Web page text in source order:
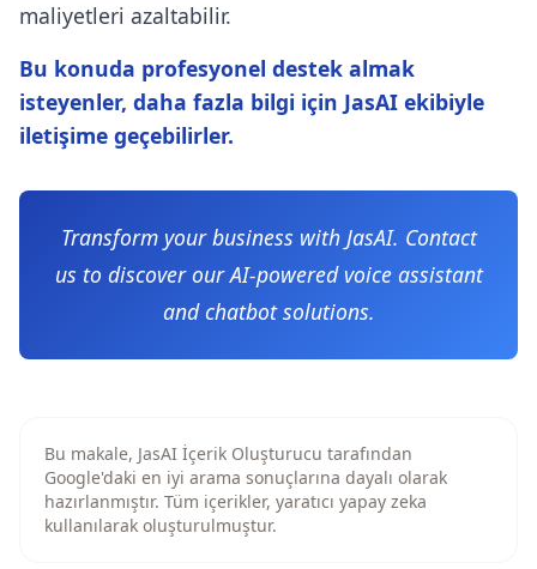
maliyetleri azaltabilir.
Bu konuda profesyonel destek almak
isteyenler, daha fazla bilgi için JasAI ekibiyle
iletişime geçebilirler.
Transform your business with JasAI. Contact
us to discover our AI-powered voice assistant
and chatbot solutions.
Bu makale, JasAI İçerik Oluşturucu tarafından
Google'daki en iyi arama sonuçlarına dayalı olarak
hazırlanmıştır. Tüm içerikler, yaratıcı yapay zeka
kullanılarak oluşturulmuştur.